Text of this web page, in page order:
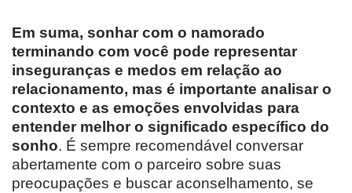
Em suma, sonhar com o namorado
terminando com você pode representar
inseguranças e medos em relação ao
relacionamento, mas é importante analisar o
contexto e as emoções envolvidas para
entender melhor o significado específico do
sonho. É sempre recomendável conversar
abertamente com o parceiro sobre suas
preocupações e buscar aconselhamento, se